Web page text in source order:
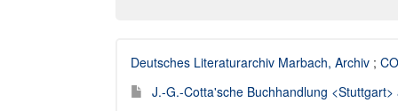
Deutsches Literaturarchiv Marbach, Archiv ;
J.-G.-Cotta'sche Buchhandlung